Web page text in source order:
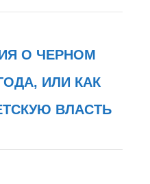
О ЧЕРНОМ
ИЛИ КАК
ВЛАСТЬ